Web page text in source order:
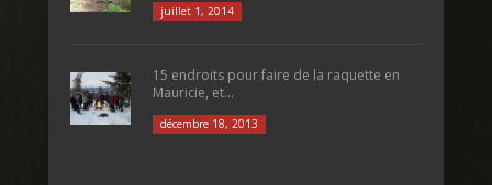
juillet 1, 2014
15 endroits pour faire de la raquette en
Mauricie, et...
décembre 18, 2013